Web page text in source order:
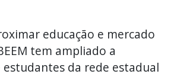
educação e mercado
tem ampliado a
da rede estadual